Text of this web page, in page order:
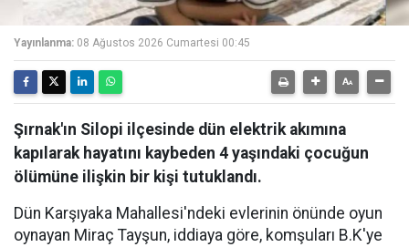
Yayınlanma: 08 Ağustos 2026 Cumartesi 00:45
Şırnak'ın Silopi ilçesinde dün elektrik akımına
kapılarak hayatını kaybeden 4 yaşındaki çocuğun
ölümüne ilişkin bir kişi tutuklandı.
Dün Karşıyaka Mahallesi'ndeki evlerinin önünde oyun
oynayan Miraç Tayşun, iddiaya göre, komşuları B.K'ye